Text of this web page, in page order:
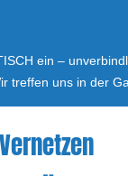
ein –
uns in der
Vernetzen